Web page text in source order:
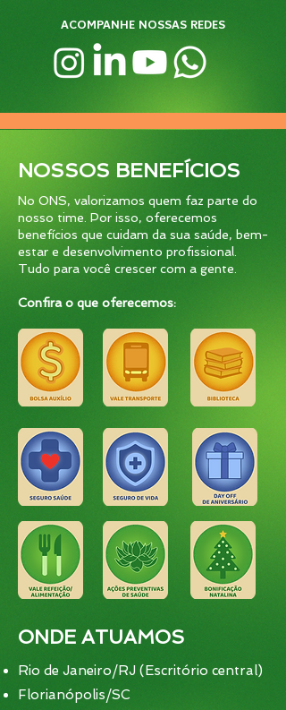
ACOMPANHE NOSSAS REDES
NOSSOS BENEFÍCIOS
No ONS, valorizamos quem faz parte do
nosso time. Por isso, oferecemos
benefícios que cuidam da sua saúde, bem-
estar e desenvolvimento profissional.
Tudo para você crescer com a gente.
Confira o que oferecemos:
ONDE ATUAMOS
Rio de Janeiro/RJ (Escritório central)
Florianópolis/SC